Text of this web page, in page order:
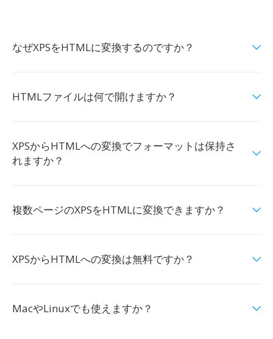
なぜXPSをHTMLに変換するのですか？
HTMLファイルは何で開けますか？
XPSからHTMLへの変換でフォーマットは保持さ
れますか？
複数ページのXPSをHTMLに変換できますか？
XPSからHTMLへの変換は無料ですか？
MacやLinuxでも使えますか？